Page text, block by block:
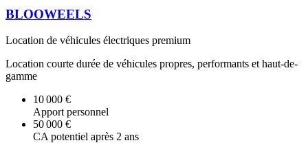
BLOOWEELS
Location de véhicules électriques premium
Location courte durée de véhicules propres, performants et haut-de-
gamme
10 000 €
Apport personnel
50 000 €
CA potentiel après 2 ans